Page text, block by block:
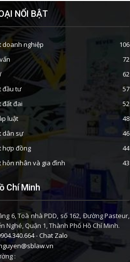
NỔI BẬT
doanh nghiệp
106
72
62
đầu tư
57
đất đai
52
luật
48
dân sự
46
hợp đồng
44
hôn nhân và gia đình
43
Chí Minh
6, Toà nhà PDD, số 162, Đường Pasteur,
Nghé, Quận 1, Thành Phố Hồ Chí Minh.
-Chat Zalo
: